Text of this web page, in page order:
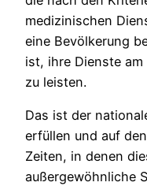
medizinischen
eine Bevölkerung
ist, ihre Dienste
zu leisten.
Das ist der
erfüllen und auf
Zeiten, in denen
außergewöhnliche